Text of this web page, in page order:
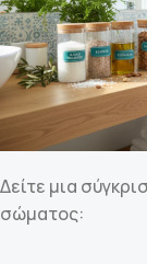
Δείτε μια
σώματος: